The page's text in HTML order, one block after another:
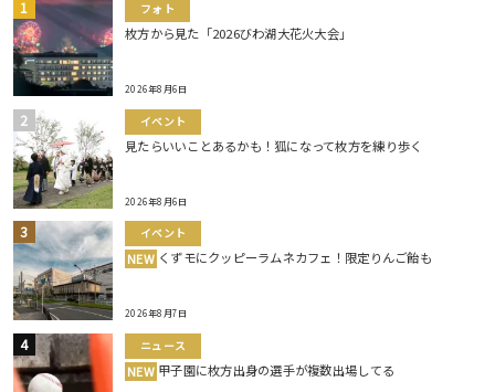
フォト
枚方から見た「2026びわ湖大花火大会」
2026年8月6日
イベント
見たらいいことあるかも！狐になって枚方を練り歩く
2026年8月6日
イベント
NEW くずモにクッピーラムネカフェ！限定りんご飴も
2026年8月7日
ニュース
NEW 甲子園に枚方出身の選手が複数出場してる